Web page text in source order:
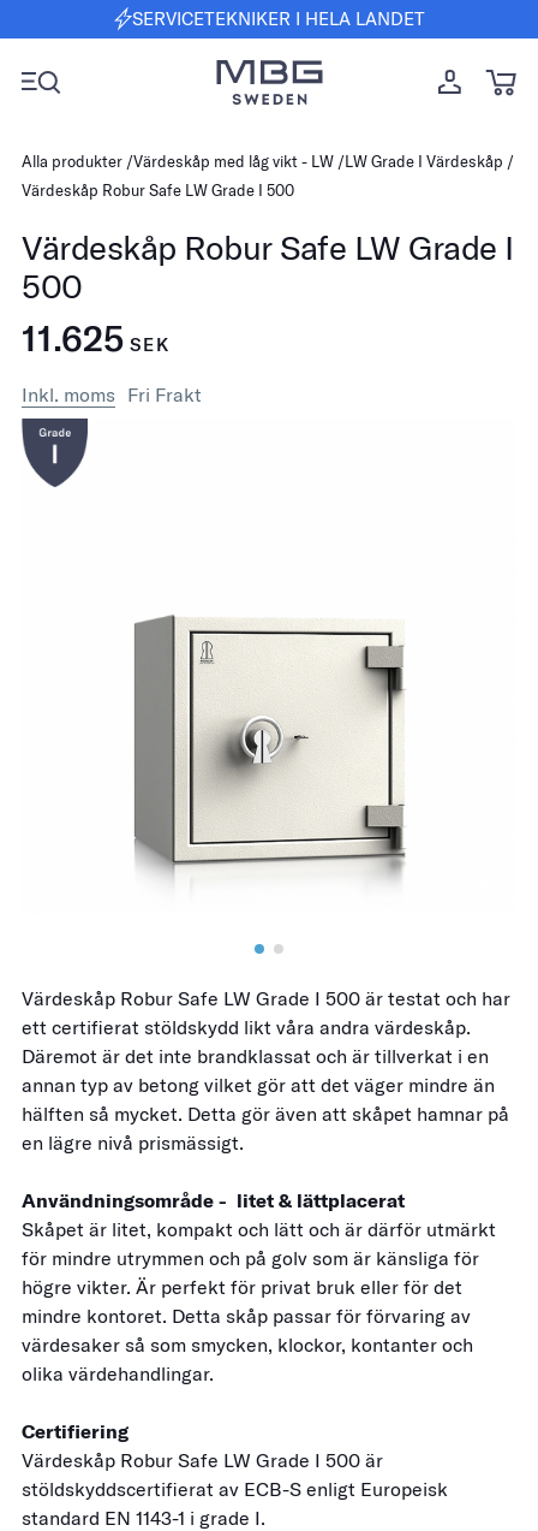
SERVICETEKNIKER I HELA LANDET
Alla produkter Värdeskåp med låg vikt - LW
LW Grade I Värdeskåp
Värdeskåp Robur Safe LW Grade I 500
Värdeskåp Robur Safe LW Grade I
500
11.625 SEK
Inkl. moms Fri Frakt
Värdeskåp Robur Safe LW Grade I 500 är testat och har
ett certifierat stöldskydd likt våra andra värdeskåp.
Däremot är det inte brandklassat och är tillverkat i en
annan typ av betong vilket gör att det väger mindre än
hälften så mycket. Detta gör även att skåpet hamnar på
en lägre nivå prismässigt.
Användningsområde - litet & lättplacerat
Skåpet är litet, kompakt och lätt och är därför utmärkt
för mindre utrymmen och på golv som är känsliga för
högre vikter. Är perfekt för privat bruk eller för det
mindre kontoret. Detta skåp passar för förvaring av
värdesaker så som smycken, klockor, kontanter och
olika värdehandlingar.
Certifiering
Värdeskåp Robur Safe LW Grade I 500 är
stöldskyddscertifierat av ECB-S enligt Europeisk
standard EN 1143-1 i grade I.